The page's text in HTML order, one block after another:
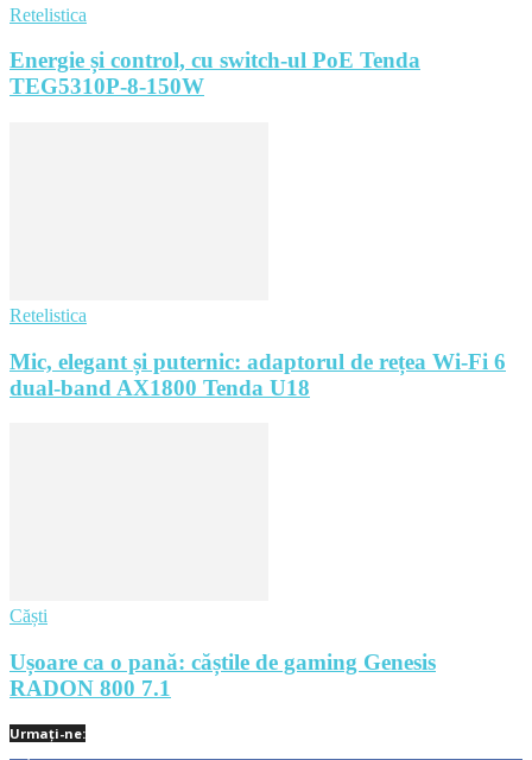
Retelistica
Energie și control, cu switch-ul PoE Tenda
TEG5310P-8-150W
Retelistica
Mic, elegant și puternic: adaptorul de rețea Wi-Fi 6
dual-band AX1800 Tenda U18
Căști
Ușoare ca o pană: căștile de gaming Genesis
RADON 800 7.1
Urmați-ne: